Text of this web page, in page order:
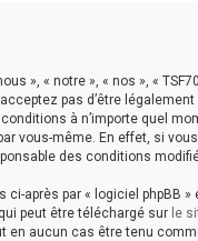
», « notre », « nos », «
pas d’être
à n’importe quel
vous-même. En effet, si
des conditions
ci-après par « logiciel
peut être téléchargé sur le
en aucun cas être tenu